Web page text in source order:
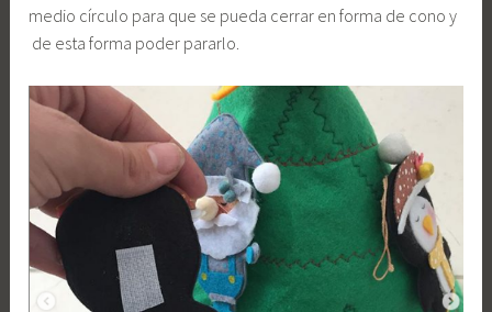
medio círculo para que se pueda cerrar en forma de cono y
de esta forma poder pararlo.